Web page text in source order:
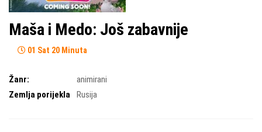
Maša i Medo: Još zabavnije
01 Sat 20 Minuta
Žanr:
animirani
Zemlja porijekla
Rusija